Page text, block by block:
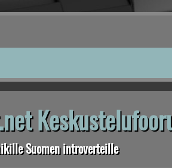
Suomen introverteille